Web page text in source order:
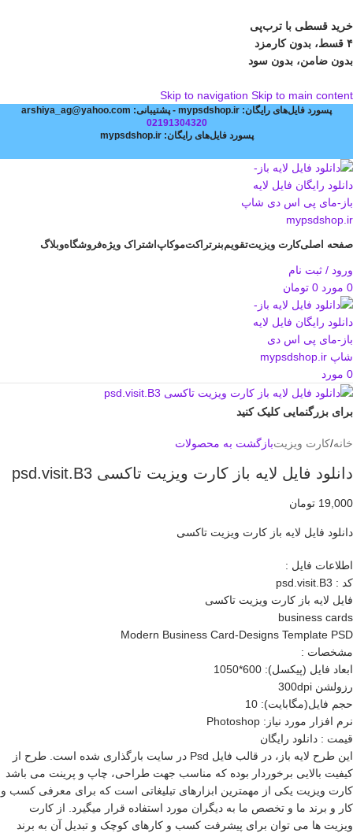
خرید قسطی با ترب‌پی
۴ قسط، بدون کارمزد
بدون ضامن، بدون سود
Skip to navigation Skip to main content
پسورد فایل‌های رایگان: mypsdshop.ir - پشتیبانی: arshiya_ag@yahoo.com
02191304320
پسورد فایل‌های رایگان: mypsdshop.ir
صفحه اصلیکارت ویزیتتقویمبنر تراکتموکاپ اشتراک ویژهفروشگاهوبلاگ
ورود / ثبت نام
0 مورد 0 تومان
0 مورد
برای بزرگنمایی کلیک کنید
خانه/کارت ویزیتبازگشت به محصولات
دانلود فایل لایه باز کارت ویزیت تاکسی psd.visit.B3
19,000 تومان
دانلود فایل لایه باز کارت ويزيت تاکسی
اطلاعات فايل :
کد : psd.visit.B3
فایل لايه باز کارت ويزيت تاکسی
business cards
Modern Business Card-Designs Template PSD
مشخصات :
ابعاد فايل (پيکسل): 600*1050
رزولشن 300dpi
حجم فایل(مگابایت): 10
نرم افزار مورد نياز: Photoshop
قیمت : دانلود رایگان
اين طرح لايه باز، در قالب فايل Psd در سايت بارگذاری شده است. طرح از
کيفيت بالايی برخوردار بوده که مناسب جهت طراحی، چاپ و پرينت می باشد
کارت ویزیت یکی از مهمترین ابزارهای تبلیغاتی است که برای معرفی کسب و
کار و برند ما و تخصص ما به دیگران مورد استفاده قرار میگیرد. از کارت
ویزیت ها می توان برای پیشرفت کسب و کارهای کوچک و تبدیل آن به برند